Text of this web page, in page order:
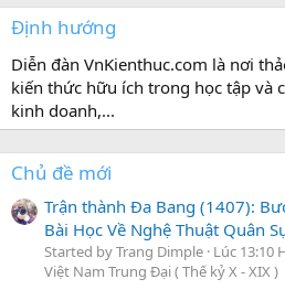
Định hướng
Diễn đàn VnKienthuc.com là nơi
kiến thức hữu ích trong học tập và
kinh doanh,...
Chủ đề mới
Trận thành Đa Bang (1407):
Bài Học Về Nghệ Thuật Quân
Started by Trang Dimple Lúc 13:10
Việt Nam Trung Đại ( Thế kỷ X - XIX )